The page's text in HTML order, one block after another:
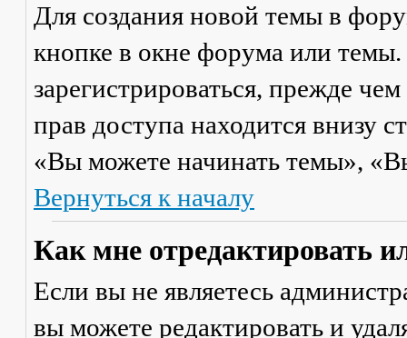
Для создания новой темы в
кнопке в окне форума или
зарегистрироваться, прежде
прав доступа находится внизу
«Вы можете начинать темы»,
Вернуться к началу
Как мне отредактировать
Если вы не являетесь
вы можете редактировать и